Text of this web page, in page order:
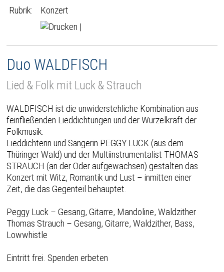
Rubrik:
Konzert
|
Duo WALDFISCH
Lied & Folk mit Luck & Strauch
WALDFISCH ist die unwiderstehliche Kombination aus
feinfließenden Lieddichtungen und der Wurzelkraft der
Folkmusik.
Lieddichterin und Sängerin PEGGY LUCK (aus dem
Thüringer Wald) und der Multiinstrumentalist THOMAS
STRAUCH (an der Oder aufgewachsen) gestalten das
Konzert mit Witz, Romantik und Lust – inmitten einer
Zeit, die das Gegenteil behauptet.
Peggy Luck – Gesang, Gitarre, Mandoline, Waldzither
Thomas Strauch – Gesang, Gitarre, Waldzither, Bass,
Lowwhistle
Eintritt frei. Spenden erbeten